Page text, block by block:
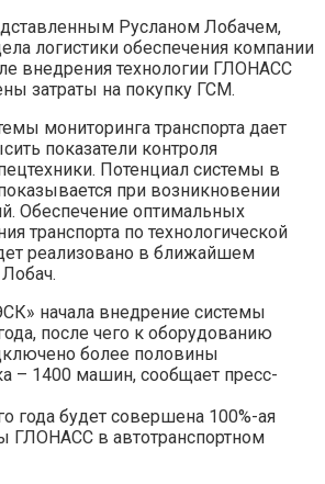
Русланом Лобачем,
логистики обеспечения компании
внедрения технологии ГЛОНАСС
затраты на покупку ГСМ.
мониторинга транспорта дает
показатели контроля
Потенциал системы в
при возникновении
Обеспечение оптимальных
транспорта по технологической
реализовано в ближайшем
начала внедрение системы
после чего к оборудованию
более половины
– 1400 машин, сообщает пресс-
года будет совершена 100%-ая
ГЛОНАСС в автотранспортном